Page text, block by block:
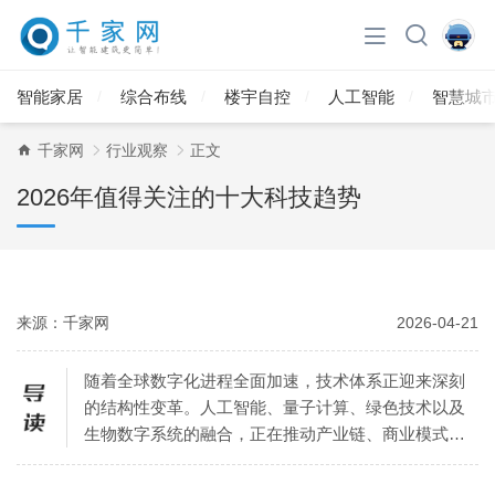
智能家居 综合布线 楼宇自控 人工智能 智慧城
千家网 行业观察 正文
2026年值得关注的十大科技趋势
来源：千家网 2026-04-21
随着全球数字化进程全面加速，技术体系正迎来深刻
的结构性变革。人工智能、量子计算、绿色技术以及
生物数字系统的融合，正在推动产业链、商业模式与
社会运行方式发生根本重塑。2026年的科技趋势不仅